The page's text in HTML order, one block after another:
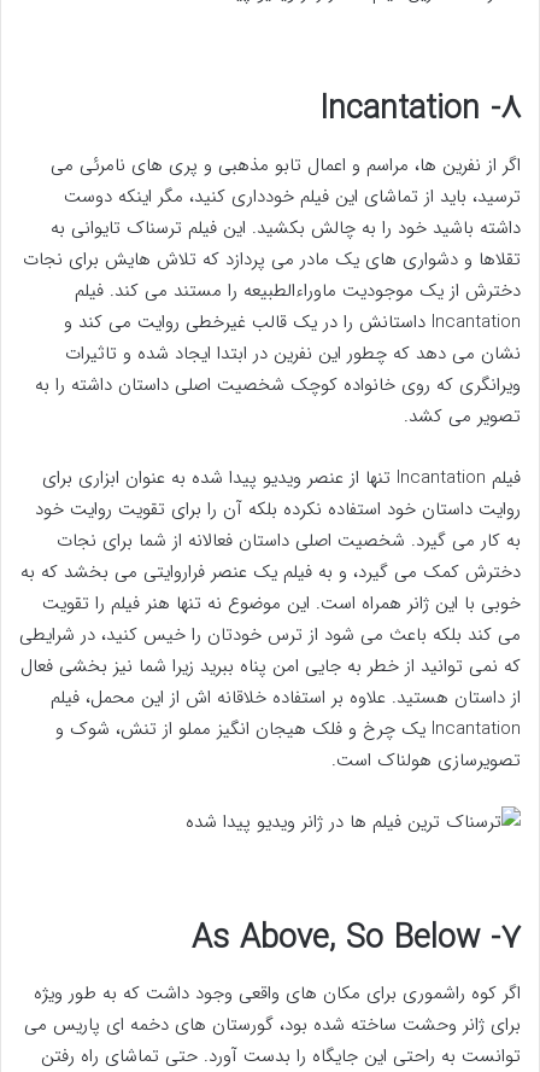
۸- Incantation
اگر از نفرین ها، مراسم و اعمال تابو مذهبی و پری های نامرئی می
ترسید، باید از تماشای این فیلم خودداری کنید، مگر اینکه دوست
داشته باشید خود را به چالش بکشید. این فیلم ترسناک تایوانی به
تقلاها و دشواری های یک مادر می پردازد که تلاش هایش برای نجات
دخترش از یک موجودیت ماوراءالطبیعه را مستند می کند. فیلم
Incantation داستانش را در یک قالب غیرخطی روایت می کند و
نشان می دهد که چطور این نفرین در ابتدا ایجاد شده و تاثیرات
ویرانگری که روی خانواده کوچک شخصیت اصلی داستان داشته را به
تصویر می کشد.
فیلم Incantation تنها از عنصر ویدیو پیدا شده به عنوان ابزاری برای
روایت داستان خود استفاده نکرده بلکه آن را برای تقویت روایت خود
به کار می گیرد. شخصیت اصلی داستان فعالانه از شما برای نجات
دخترش کمک می گیرد، و به فیلم یک عنصر فراروایتی می بخشد که به
خوبی با این ژانر همراه است. این موضوع نه تنها هنر فیلم را تقویت
می کند بلکه باعث می شود از ترس خودتان را خیس کنید، در شرایطی
که نمی توانید از خطر به جایی امن پناه ببرید زیرا شما نیز بخشی فعال
از داستان هستید. علاوه بر استفاده خلاقانه اش از این محمل، فیلم
Incantation یک چرخ و فلک هیجان انگیز مملو از تنش، شوک و
تصویرسازی هولناک است.
۷- As Above, So Below
اگر کوه راشموری برای مکان های واقعی وجود داشت که به طور ویژه
برای ژانر وحشت ساخته شده بود، گورستان های دخمه ای پاریس می
توانست به راحتی این جایگاه را بدست آورد. حتی تماشای راه رفتن